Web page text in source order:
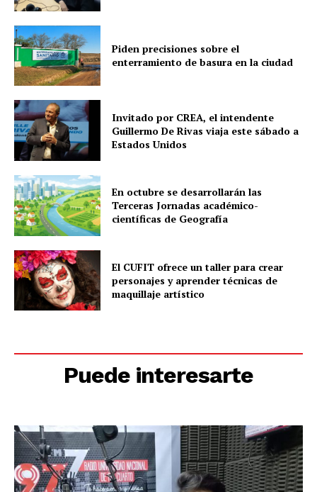
Piden precisiones sobre el
enterramiento de basura en la ciudad
Invitado por CREA, el intendente
Guillermo De Rivas viaja este sábado a
Estados Unidos
En octubre se desarrollarán las
Terceras Jornadas académico-
científicas de Geografía
El CUFIT ofrece un taller para crear
personajes y aprender técnicas de
maquillaje artístico
Puede interesarte